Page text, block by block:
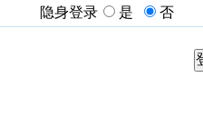
隐身登录
是 否